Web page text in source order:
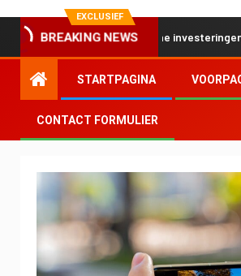
EXCLUSIEF
BREAKING NEWS
twee strategische investeringen rond XRP
STARTPAGINA
CONTACT FORMULIER